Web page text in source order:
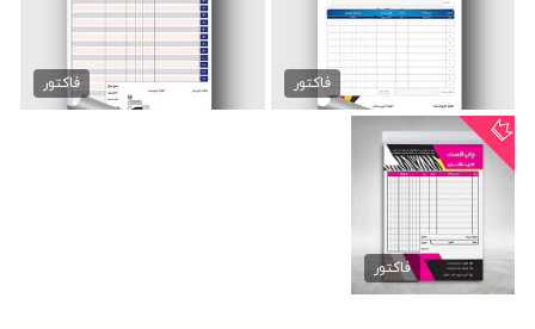
فاکتور لایه باز چاپخانه
89,000 تومان
فاکتور
فاکتور لایه باز کانون...
89,000 تومان
فاکتور
فاکتور لایه باز چاپ
و...
89,000 تومان
فاکتور